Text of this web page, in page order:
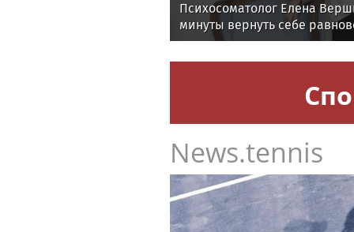
Психосоматолог Елена
минуты вернуть себе
News.tennis